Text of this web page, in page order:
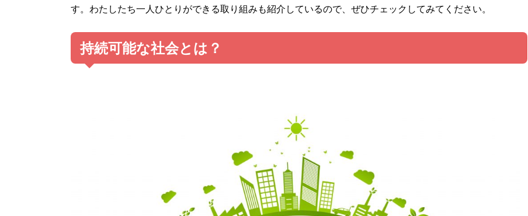
す。わたしたち一人ひとりができる取り組みも紹介しているので、ぜひチェックしてみてください。
持続可能な社会とは？